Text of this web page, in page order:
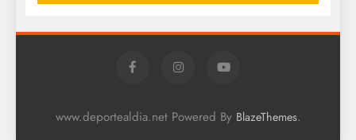
www.deportealdia.net Powered By BlazeThemes.